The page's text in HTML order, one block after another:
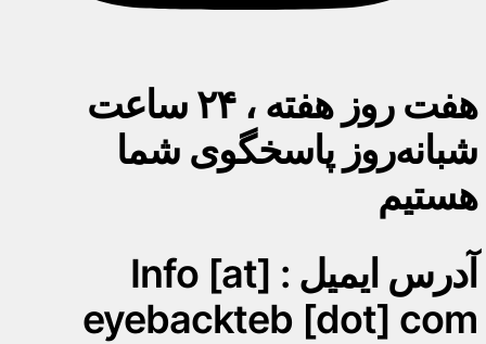
هفت روز هفته ، ۲۴ ساعت
شبانه‌روز پاسخگوی شما
هستیم
آدرس ایمیل : Info [at]
eyebackteb [dot] com